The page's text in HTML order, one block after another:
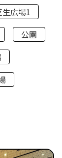
生広場1
公園